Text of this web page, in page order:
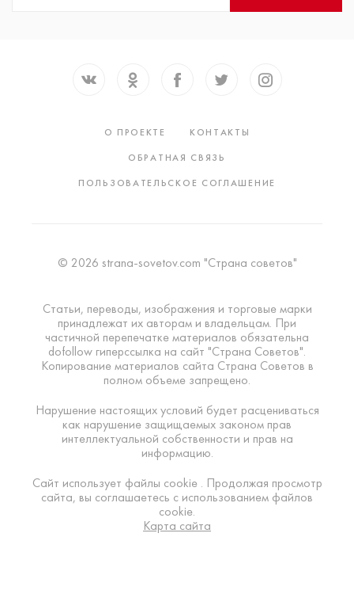
О ПРОЕКТЕ
КОНТАКТЫ
ОБРАТНАЯ СВЯЗЬ
ПОЛЬЗОВАТЕЛЬСКОЕ СОГЛАШЕНИЕ
© 2026 strana-sovetov.com "Страна советов"
Статьи, переводы, изображения и торговые марки
принадлежат их авторам и владельцам. При
частичной перепечатке материалов обязательна
dofollow гиперссылка на сайт "Страна Советов".
Копирование материалов сайта Страна Советов в
полном объеме запрещено.
Нарушение настоящих условий будет расцениваться
как нарушение защищаемых законом прав
интеллектуальной собственности и прав на
информацию.
Сайт использует файлы cookie . Продолжая просмотр
сайта, вы соглашаетесь с использованием файлов
cookie.
Карта сайта